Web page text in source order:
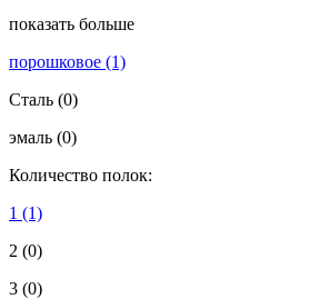
показать больше
порошковое (1)
Сталь (0)
эмаль (0)
Количество полок:
1 (1)
2 (0)
3 (0)